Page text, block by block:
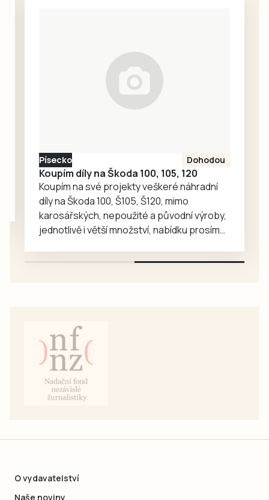
Písecko Dohodou
Koupím díly na Škoda 100, 105, 120
Koupím na své projekty veškeré náhradní
díly na Škoda 100, Š105, Š120, mimo
karosářských, nepoužité a původní výroby,
jednotlivě i větší množství, nabídku prosím
O vydavatelství
Naše noviny